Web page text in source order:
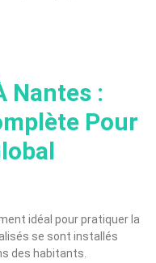
Nantes :
Pour
idéal pour pratiquer la
se sont installés
des habitants.